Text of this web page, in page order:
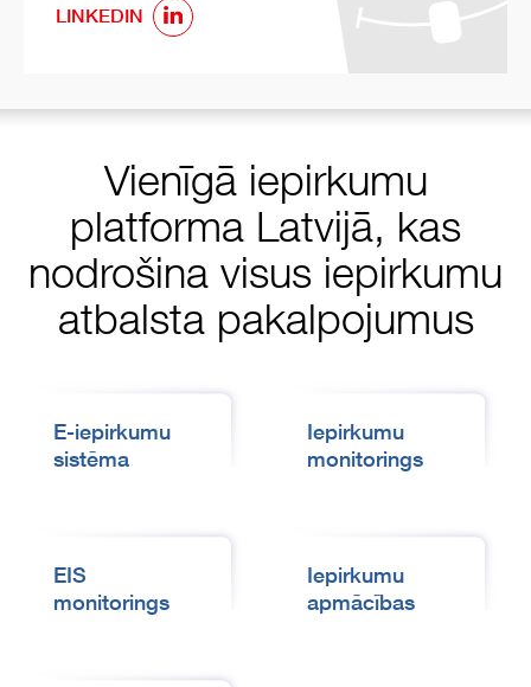
LINKEDIN
Vienīgā iepirkumu
platforma Latvijā, kas
nodrošina visus iepirkumu
atbalsta pakalpojumus
E-iepirkumu
sistēma
Iepirkumu
monitorings
EIS
monitorings
Iepirkumu
apmācības